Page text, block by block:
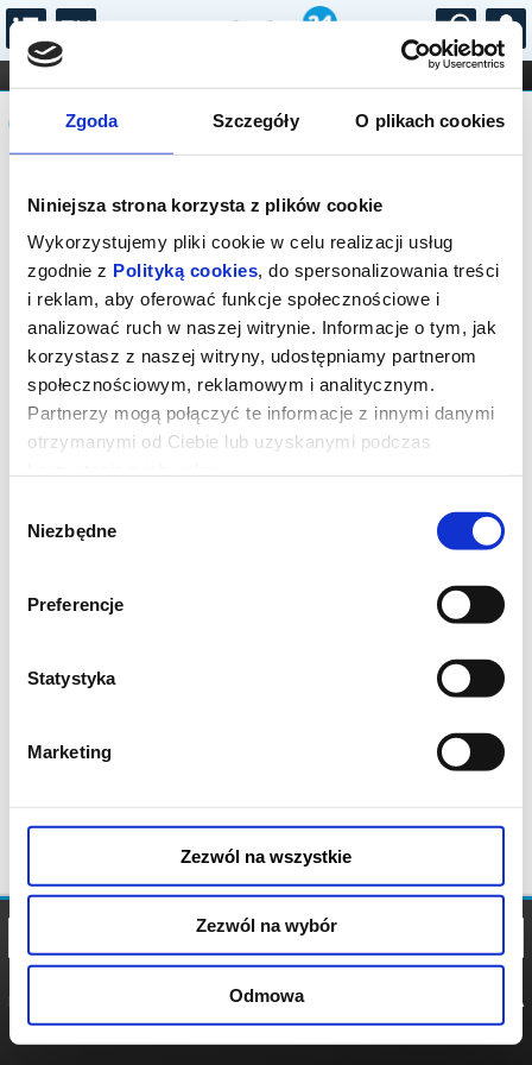
Zgoda Szczegóły O plikach cookies
Niniejsza strona korzysta z plików cookie
Wykorzystujemy pliki cookie w celu realizacji usług
zgodnie z Polityką cookies, do spersonalizowania treści
i reklam, aby oferować funkcje społecznościowe i
analizować ruch w naszej witrynie. Informacje o tym, jak
korzystasz z naszej witryny, udostępniamy partnerom
społecznościowym, reklamowym i analitycznym.
Partnerzy mogą połączyć te informacje z innymi danymi
otrzymanymi od Ciebie lub uzyskanymi podczas
zgody
Niezbędne
Preferencje
Statystyka
Marketing
Zezwól na wszystkie
Zezwól na wybór
Odmowa
...
FILHARMONIA OPERA I BALET
STAND-UP
DLA DZIECI
Komunikat
Sprzedaż biletów on-line na wydarzenie
została zakończona.
POLITYKA
POLITYKA